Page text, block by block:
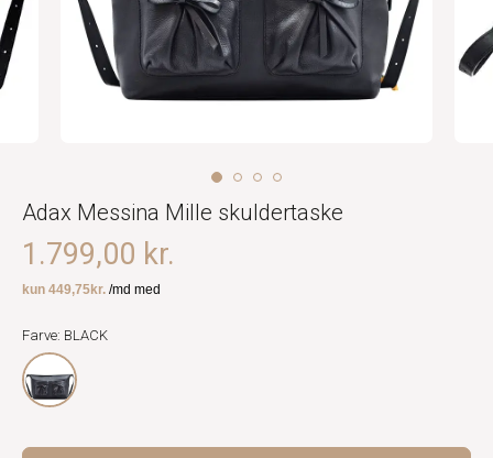
Adax Messina Mille skuldertaske
1.799,00 kr.
Farve: BLACK